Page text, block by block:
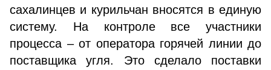
сахалинцев и курильчан вносятся в единую
систему. На контроле все участники
процесса – от оператора горячей линии до
поставщика угля. Это сделало поставки